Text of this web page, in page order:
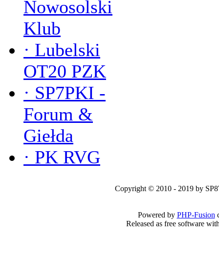
Nowosolski
Klub
· Lubelski
OT20 PZK
· SP7PKI -
Forum &
Giełda
· PK RVG
Copyright © 2010 - 2019 by
Powered by PHP-Fusion
Released as free software